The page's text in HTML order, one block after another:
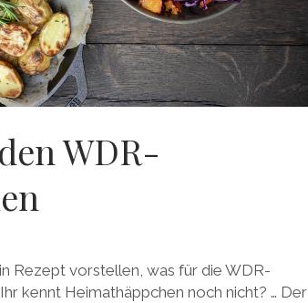
WDR-
Rezept vorstellen, was für die WDR-
kennt Heimathäppchen noch nicht? … Der